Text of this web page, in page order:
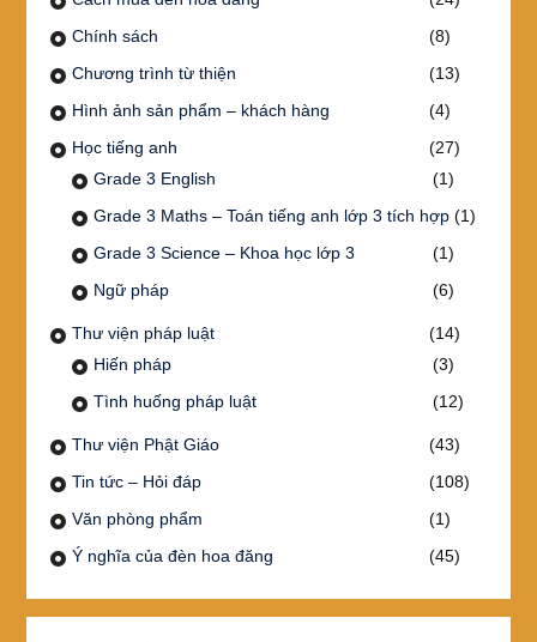
Chính sách
(8)
Chương trình từ thiện
(13)
Hình ảnh sản phẩm – khách hàng
(4)
Học tiếng anh
(27)
Grade 3 English
(1)
Grade 3 Maths – Toán tiếng anh lớp 3 tích hợp(1)
Grade 3 Science – Khoa học lớp 3
(1)
Ngữ pháp
(6)
Thư viện pháp luật
(14)
Hiến pháp
(3)
Tình huống pháp luật
(12)
Thư viện Phật Giáo
(43)
Tin tức – Hỏi đáp
(108)
Văn phòng phẩm
(1)
Ý nghĩa của đèn hoa đăng
(45)